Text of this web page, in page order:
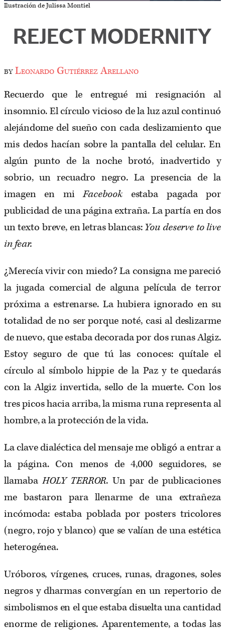
Ilustración de Julissa Montiel
REJECT MODERNITY
byLeonardo Gutiérrez Arellano
Recuerdo que le entregué mi resignación al
insomnio. El círculo vicioso de la luz azul continuó
alejándome del sueño con cada deslizamiento que
mis dedos hacían sobre la pantalla del celular. En
algún punto de la noche brotó, inadvertido y
sobrio, un recuadro negro. La presencia de la
imagen en miFacebookestaba pagada por
publicidad de una página extraña. La partía en dos
un texto breve, en letras blancas:You deserve to live
in fear.
¿Merecía vivir con miedo? La consigna me pareció
la jugada comercial de alguna película de terror
próxima a estrenarse. La hubiera ignorado en su
totalidad de no ser porque noté, casi al deslizarme
de nuevo, que estaba decorada por dos runas Algiz.
Estoy seguro de que tú las conoces: quítale el
círculo al símbolo hippie de la Paz y te quedarás
con la Algiz invertida, sello de la muerte. Con los
tres picos hacia arriba, la misma runa representa al
hombre, a la protección de la vida.
La clave dialéctica del mensaje me obligó a entrar a
la página. Con menos de 4,000 seguidores, se
llamabaHOLY TERROR. Un par de publicaciones
me bastaron para llenarme de una extrañeza
incómoda: estaba poblada por posters tricolores
(negro, rojo y blanco) que se valían de una estética
heterogénea.
Uróboros, vírgenes, cruces, runas, dragones, soles
negros y dharmas convergían en un repertorio de
simbolismos en el que estaba disuelta una cantidad
enorme de religiones. Aparentemente, a todas las